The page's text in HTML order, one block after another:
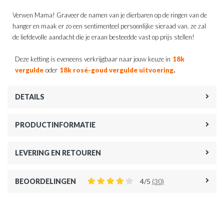
Verwen Mama! Graveer de namen van je dierbaren op de ringen van de
hanger en maak er zo een sentimenteel persoonlijke sieraad van. ze zal
de liefdevolle aandacht die je eraan besteedde vast op prijs stellen!
Deze ketting is eveneens verkrijgbaar naar jouw keuze in 18k
vergulde oder 18k rosé-goud vergulde uitvoering.
DETAILS
PRODUCTINFORMATIE
LEVERING EN RETOUREN
BEOORDELINGEN 4/5 (30)